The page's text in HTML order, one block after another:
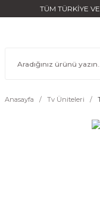
TÜM TÜRKİYE
Anasayfa Tv Üniteleri